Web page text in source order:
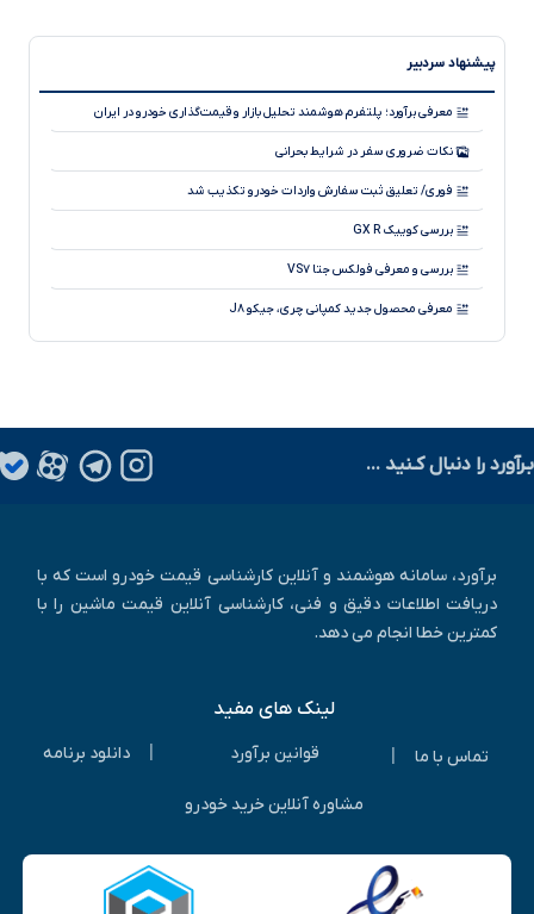
تحلیل کاهش قیمت خودروهای صفر در بازار ، ۲۹ تیر ۱۴۰۵
قیمت بازار و کارخانه خودروهای کرمان موتور، ۱۴۰۵
قیمت بازار و کارخانه خودروهای مدیران خودرو، هفته آخر تیر ۱۴۰۵
قیمت بازار و کارخانه خودروهای وارداتی، هفته اول مرداد ۱۴۰۵
پیشنهاد سردبیر
معرفی برآورد؛ پلتفرم هوشمند تحلیل بازار و قیمت‌گذاری خودرو در ایران
نکات ضروری سفر در شرایط بحرانی
فوری/ تعلیق ثبت سفارش واردات خودرو تکذیب شد
بررسی کوییک GX R
بررسی و معرفی فولکس جتا VS۷
معرفی محصول جدید کمپانی چری، جیکو J۸
نسخه فول آپشن لاماری ایما با نام لاماری ایما X رونمایی شد!
چگونه کارکرد واقعی خودرو را تشخیص دهیم؟
بـرآورد را دنبال کـنید ...
برآورد، سامانه هوشمند و آنلاین کارشناسی قیمت خودرو است که با
دریافت اطلاعات دقیق و فنی، کارشناسی آنلاین قیمت ماشین را با
کمترین خطا انجام می دهد.
لینک های مفید
تماس با ما قوانین برآورد دانلود برنامه
مشاوره آنلاین خرید خودرو